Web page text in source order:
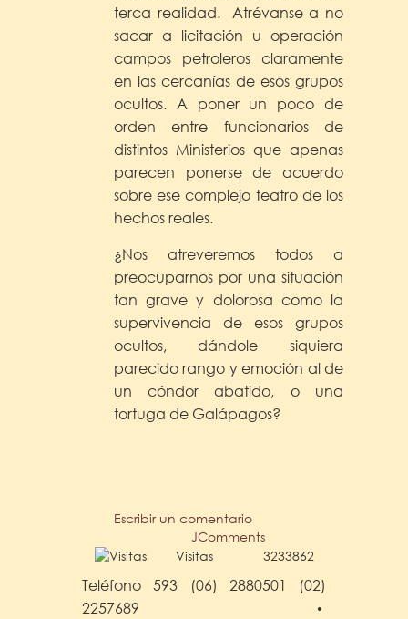
terca realidad. Atrévanse a no
sacar a licitación u operación
campos petroleros claramente
en las cercanías de esos grupos
ocultos. A poner un poco de
orden entre funcionarios de
distintos Ministerios que apenas
parecen ponerse de acuerdo
sobre ese complejo teatro de los
hechos reales.
¿Nos atreveremos todos a
preocuparnos por una situación
tan grave y dolorosa como la
supervivencia de esos grupos
ocultos, dándole siquiera
parecido rango y emoción al de
un cóndor abatido, o una
tortuga de Galápagos?
Escribir un comentario
JComments
Visitas
3233862
Teléfono 593 (06) 2880501 (02)
2257689 •